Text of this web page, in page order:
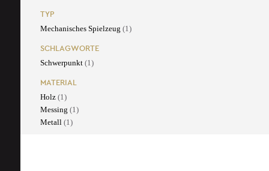
TYP
Mechanisches Spielzeug (1)
SCHLAGWORTE
Schwerpunkt (1)
MATERIAL
Holz (1)
Messing (1)
Metall (1)